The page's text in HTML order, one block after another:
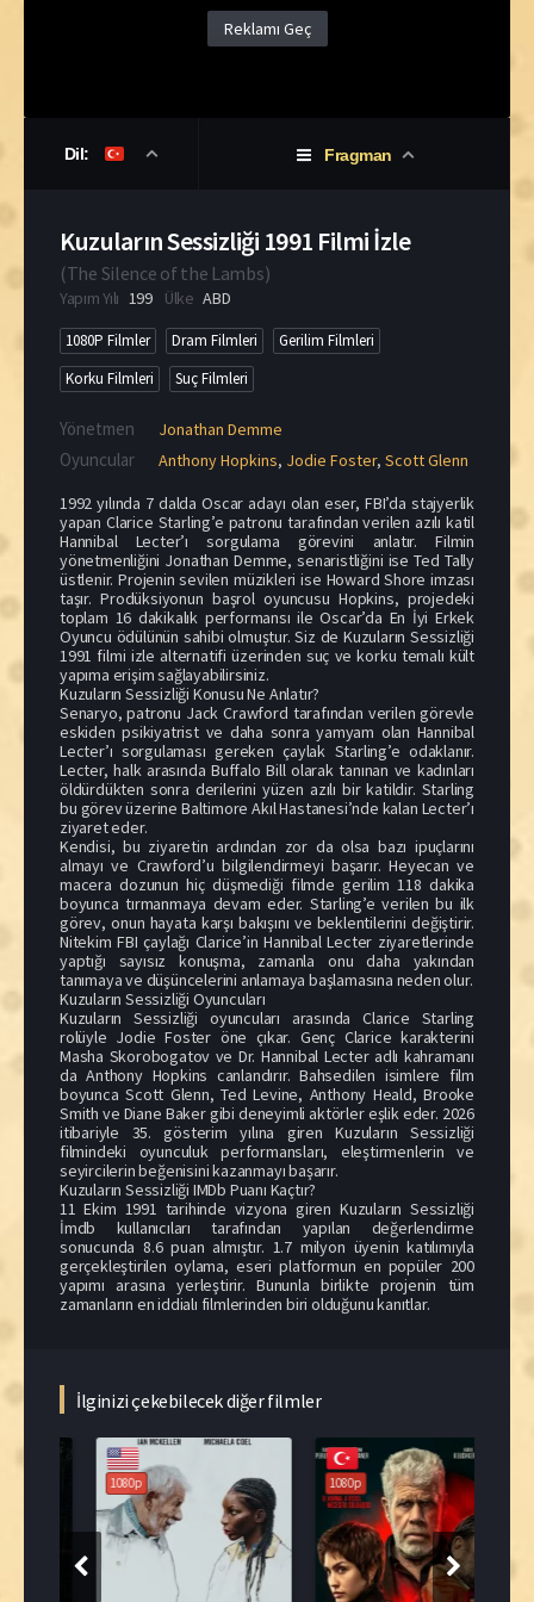
Reklamı Geç
Dil: Fragman
Kuzuların Sessizliği 1991 Filmi İzle
(The Silence of the Lambs)
Yapım Yılı 199 Ülke ABD
1080P Filmler Dram Filmleri
Gerilim Filmleri
Korku Filmleri
Suç Filmleri
Yönetmen Jonathan Demme
Oyuncular Anthony Hopkins, Jodie Foster, Scott Glenn
1992 yılında 7 dalda Oscar adayı olan eser, FBI’da stajyerlik
yapan Clarice Starling’e patronu tarafından verilen azılı katil
Hannibal Lecter’ı sorgulama görevini anlatır. Filmin
yönetmenliğini Jonathan Demme, senaristliğini ise Ted Tally
üstlenir. Projenin sevilen müzikleri ise Howard Shore imzası
taşır. Prodüksiyonun başrol oyuncusu Hopkins, projedeki
toplam 16 dakikalık performansı ile Oscar’da En İyi Erkek
Oyuncu ödülünün sahibi olmuştur. Siz de Kuzuların Sessizliği
1991 filmi izle alternatifi üzerinden suç ve korku temalı kült
yapıma erişim sağlayabilirsiniz.
Kuzuların Sessizliği Konusu Ne Anlatır?
Senaryo, patronu Jack Crawford tarafından verilen görevle
eskiden psikiyatrist ve daha sonra yamyam olan Hannibal
Lecter’ı sorgulaması gereken çaylak Starling’e odaklanır.
Lecter, halk arasında Buffalo Bill olarak tanınan ve kadınları
öldürdükten sonra derilerini yüzen azılı bir katildir. Starling
bu görev üzerine Baltimore Akıl Hastanesi’nde kalan Lecter’ı
ziyaret eder.
Kendisi, bu ziyaretin ardından zor da olsa bazı ipuçlarını
almayı ve Crawford’u bilgilendirmeyi başarır. Heyecan ve
macera dozunun hiç düşmediği filmde gerilim 118 dakika
boyunca tırmanmaya devam eder. Starling’e verilen bu ilk
görev, onun hayata karşı bakışını ve beklentilerini değiştirir.
Nitekim FBI çaylağı Clarice’in Hannibal Lecter ziyaretlerinde
yaptığı sayısız konuşma, zamanla onu daha yakından
tanımaya ve düşüncelerini anlamaya başlamasına neden olur.
Kuzuların Sessizliği Oyuncuları
Kuzuların Sessizliği oyuncuları arasında Clarice Starling
rolüyle Jodie Foster öne çıkar. Genç Clarice karakterini
Masha Skorobogatov ve Dr. Hannibal Lecter adlı kahramanı
da Anthony Hopkins canlandırır. Bahsedilen isimlere film
boyunca Scott Glenn, Ted Levine, Anthony Heald, Brooke
Smith ve Diane Baker gibi deneyimli aktörler eşlik eder. 2026
itibariyle 35. gösterim yılına giren Kuzuların Sessizliği
filmindeki oyunculuk performansları, eleştirmenlerin ve
seyircilerin beğenisini kazanmayı başarır.
Kuzuların Sessizliği IMDb Puanı Kaçtır?
11 Ekim 1991 tarihinde vizyona giren Kuzuların Sessizliği
İmdb kullanıcıları tarafından yapılan değerlendirme
sonucunda 8.6 puan almıştır. 1.7 milyon üyenin katılımıyla
gerçekleştirilen oylama, eseri platformun en popüler 200
yapımı arasına yerleştirir. Bununla birlikte projenin tüm
zamanların en iddialı filmlerinden biri olduğunu kanıtlar.
İlginizi çekebilecek diğer filmler